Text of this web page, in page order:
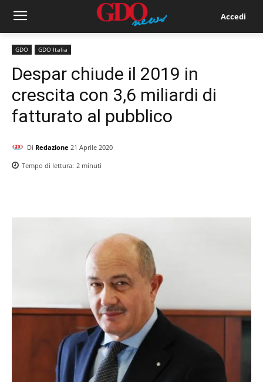
Accedi
GDO GDO Italia
Despar chiude il 2019 in
crescita con 3,6 miliardi di
fatturato al pubblico
Di Redazione 21 Aprile 2020
Tempo di lettura: 2 minuti